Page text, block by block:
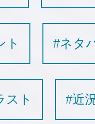
ト #ネタ
スト #近